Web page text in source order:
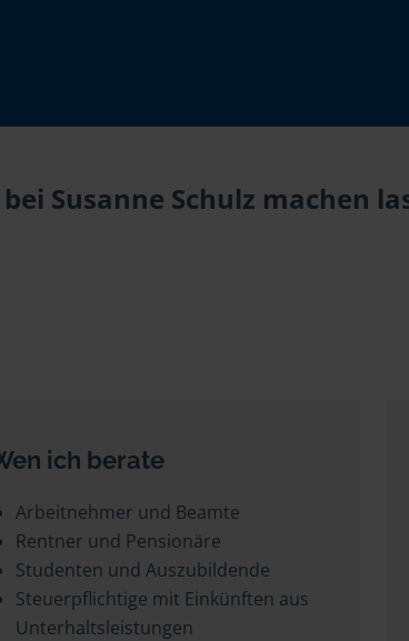
Susanne Schulz machen
ich berate
Arbeitnehmer und Beamte
Rentner und Pensionäre
Studenten und Auszubildende
Steuerpflichtige mit Einkünften aus
Unterhaltsleistungen